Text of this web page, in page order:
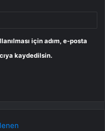
için adım, e-posta
kaydedilsin.